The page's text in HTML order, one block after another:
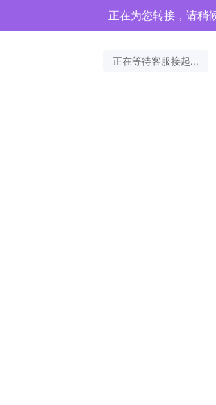
正在为您转接，请稍
正在等待客服接起...